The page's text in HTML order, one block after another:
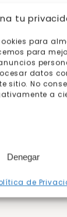
tu
para
para
datos
sitio. No
a
Denegar
de